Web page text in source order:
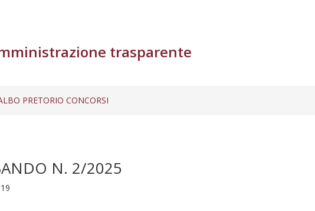
trasparente
PRETORIO CONCORSI
N. 2/2025